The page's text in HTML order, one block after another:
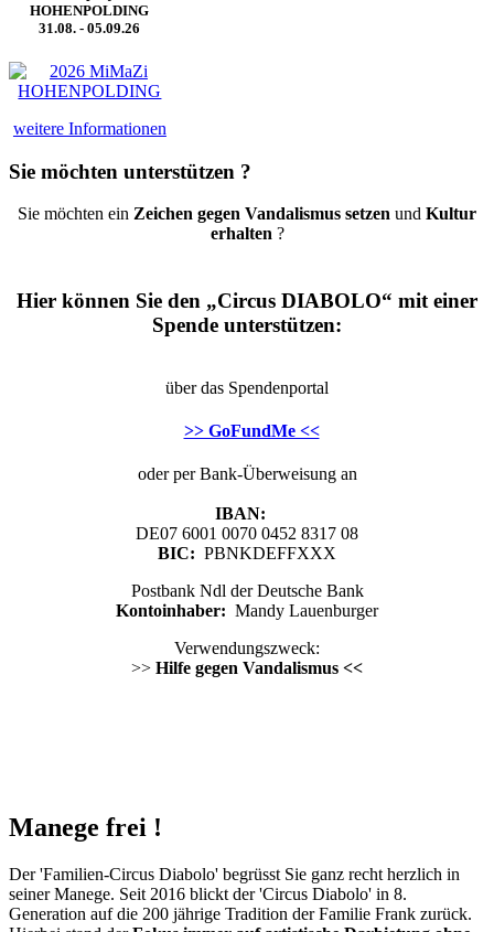
HOHENPOLDING
31.08. - 05.09.26
weitere Informationen
Sie möchten unterstützen ?
Sie möchten ein Zeichen gegen Vandalismus setzen und Kultur
erhalten?
Hier können Sie den „Circus DIABOLO“ mit einer
Spende unterstützen:
über das Spendenportal
>> GoFundMe <<
oder per Bank-Überweisung an
IBAN:
DE07 6001 0070 0452 8317 08
BIC: PBNKDEFFXXX
Postbank Ndl der Deutsche Bank
Kontoinhaber: Mandy Lauenburger
Verwendungszweck:
>> Hilfe gegen Vandalismus <<
Manege frei !
Der 'Familien-Circus Diabolo' begrüsst Sie ganz recht herzlich in
seiner Manege. Seit 2016 blickt der 'Circus Diabolo' in 8.
Generation auf die 200 jährige Tradition der Familie Frank zurück.